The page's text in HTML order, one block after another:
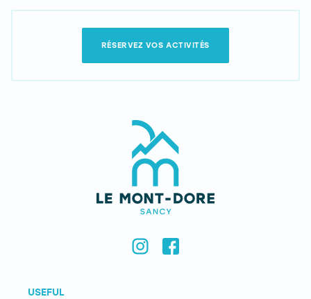
RÉSERVEZ VOS ACTIVITÉS
USEFUL